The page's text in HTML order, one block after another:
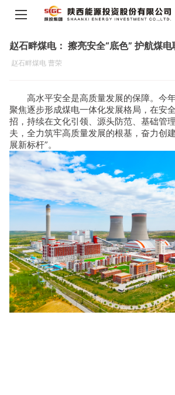
赵石畔煤电： 擦亮安全“底色” 护航煤
赵石畔煤电 曹荣
高水平安全是高质量发展的保障。今
聚焦逐步形成煤电一体化发展格局，在安
招，持续在文化引领、源头防范、基础管
夫，全力筑牢高质量发展的根基，奋力创
展新标杆”。